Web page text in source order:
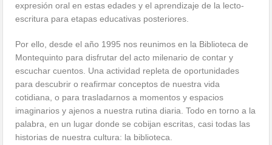
expresión oral en estas edades y el aprendizaje de la lecto-
escritura para etapas educativas posteriores.
Por ello, desde el año 1995 nos reunimos en la Biblioteca de
Montequinto para disfrutar del acto milenario de contar y
escuchar cuentos. Una actividad repleta de oportunidades
para descubrir o reafirmar conceptos de nuestra vida
cotidiana, o para trasladarnos a momentos y espacios
imaginarios y ajenos a nuestra rutina diaria. Todo en torno a la
palabra, en un lugar donde se cobijan escritas, casi todas las
historias de nuestra cultura: la biblioteca.